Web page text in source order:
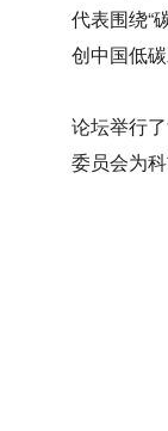
代表围绕“
创中国低
论坛举行
委员会为